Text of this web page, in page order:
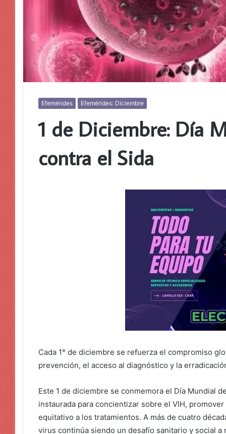
Efemérides Efemérides: Diciembre
1 de Diciembre: Día
contra el Sida
Cada 1° de diciembre se refuerza el compromiso
prevención, el acceso al diagnóstico y la
Este 1 de diciembre se conmemora el Día Mundial
instaurada para concientizar sobre el VIH,
equitativo a los tratamientos. A más de cuatro
virus continúa siendo un desafío sanitario y social a